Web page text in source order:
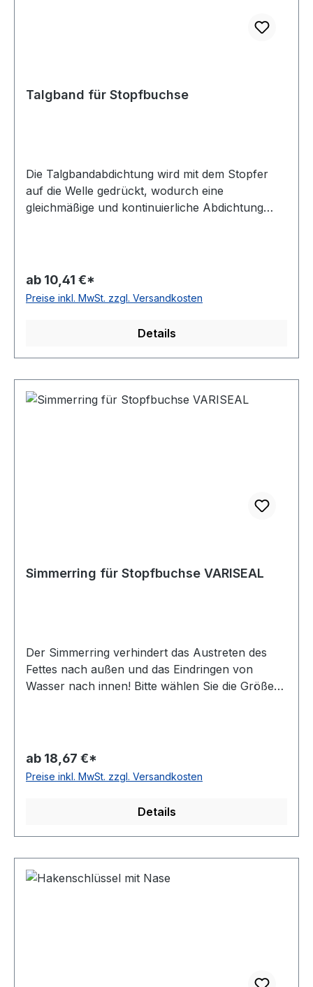
Talgband für Stopfbuchse
Die Talgbandabdichtung wird mit dem Stopfer
auf die Welle gedrückt, wodurch eine
gleichmäßige und kontinuierliche Abdichtung
ab 10,41 €*
Preise inkl. MwSt. zzgl. Versandkosten
Details
Simmerring für Stopfbuchse VARISEAL
Der Simmerring verhindert das Austreten des
Fettes nach außen und das Eindringen von
Wasser nach innen! Bitte wählen Sie die Größe
ab 18,67 €*
Preise inkl. MwSt. zzgl. Versandkosten
Details